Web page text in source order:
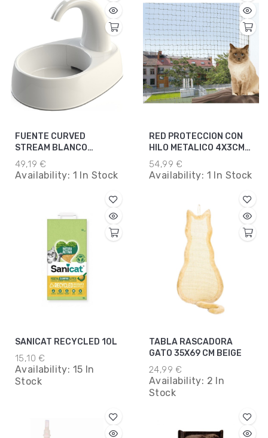
FUENTE CURVED
STREAM BLANCO
2.5L/25X24.5
49,19 €
Availability: 1 In Stock
RED PROTECCION CON
HILO METALICO 4X3CM
OLIVA-VERDE
54,99 €
Availability: 1 In Stock
SANICAT RECYCLED 10L
15,10 €
Availability: 15 In
Stock
TABLA RASCADORA
GATO 35X69 CM BEIGE
24,99 €
Availability: 2 In
Stock